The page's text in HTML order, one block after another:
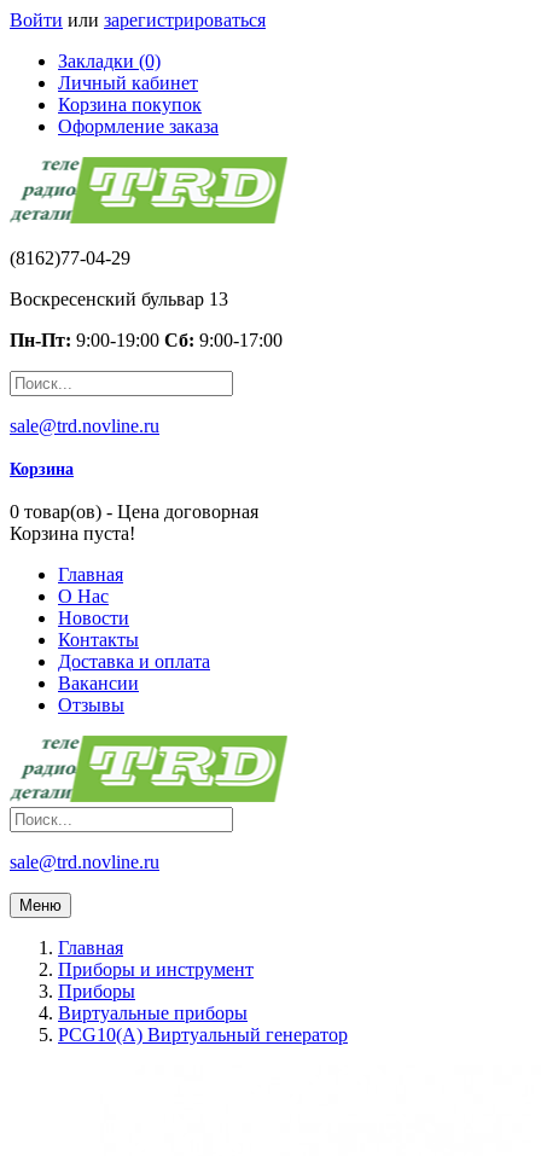
Войти или зарегистрироваться
Закладки (0)
Личный кабинет
Корзина покупок
Оформление заказа
(8162)77-04-29
Воскресенский бульвар 13
Пн-Пт: 9:00-19:00 Сб: 9:00-17:00
sale@trd.novline.ru
Корзина
0 товар(ов) - Цена договорная
Корзина пуста!
Главная
О Нас
Новости
Контакты
Доставка и оплата
Вакансии
Отзывы
sale@trd.novline.ru
Меню
Главная
Приборы и инструмент
Приборы
Виртуальные приборы
PCG10(A) Виртуальный генератор